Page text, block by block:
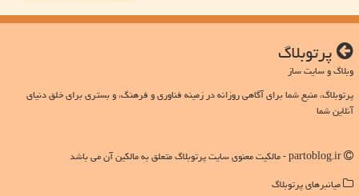
پرتوبلاگ
وبلاگ و سایت ساز
پرتوبلاگ، منبع شما برای آگاهی روزانه در زمینه فناوری و فرهنگ، و بستری برای خلق دنیای
آنلاین شما
میانبرهای پرتوبلاگ